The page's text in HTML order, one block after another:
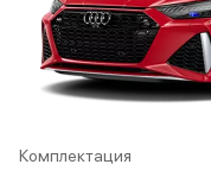
Комплектация